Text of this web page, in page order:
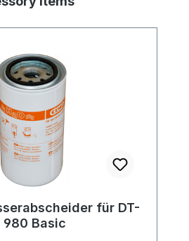
für DT-
980 Basic